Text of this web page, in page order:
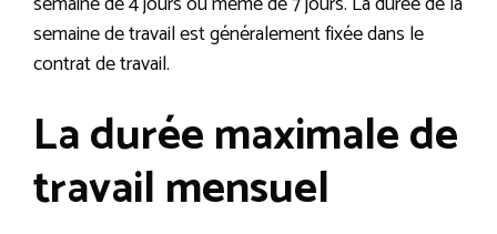
semaine de travail est généralement fixée dans le
contrat de travail.
La durée maximale de
travail mensuel